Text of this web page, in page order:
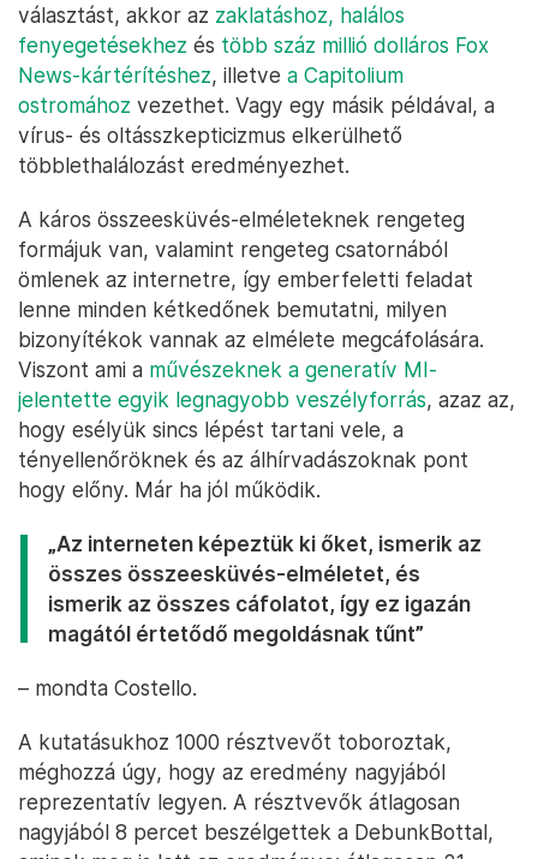
választást, akkor az zaklatáshoz, halálos
fenyegetésekhez és több száz millió dolláros Fox
News-kártérítéshez, illetve a Capitolium
ostromához vezethet. Vagy egy másik példával, a
vírus- és oltásszkepticizmus elkerülhető
többlethalálozást eredményezhet.
A káros összeesküvés-elméleteknek rengeteg
formájuk van, valamint rengeteg csatornából
ömlenek az internetre, így emberfeletti feladat
lenne minden kétkedőnek bemutatni, milyen
bizonyítékok vannak az elmélete megcáfolására.
Viszont ami a művészeknek a generatív MI-
jelentette egyik legnagyobb veszélyforrás, azaz az,
hogy esélyük sincs lépést tartani vele, a
tényellenőröknek és az álhírvadászoknak pont
hogy előny. Már ha jól működik.
„Az interneten képeztük ki őket, ismerik az
összes összeesküvés-elméletet, és
ismerik az összes cáfolatot, így ez igazán
magától értetődő megoldásnak tűnt”
– mondta Costello.
A kutatásukhoz 1000 résztvevőt toboroztak,
méghozzá úgy, hogy az eredmény nagyjából
reprezentatív legyen. A résztvevők átlagosan
nagyjából 8 percet beszélgettek a DebunkBottal,